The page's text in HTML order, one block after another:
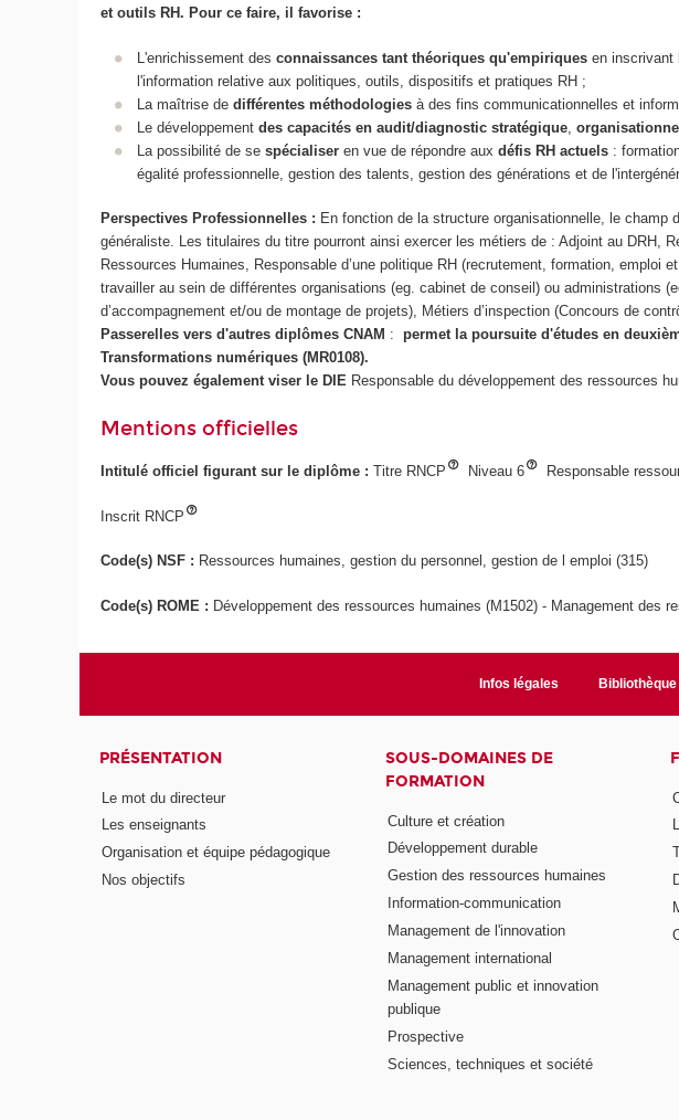
et outils RH. Pour ce faire, il favorise :
L'enrichissement des connaissances tant théoriques qu'empiriques en inscrivant
l'information relative aux politiques, outils, dispositifs et pratiques RH ;
La maîtrise dedifférentes méthodologies à des fins communicationnelles et
Le développement des capacités en audit/diagnostic stratégique,
La possibilité de se spécialiser en vue de répondre aux défis RH actuels:
égalité professionnelle, gestion des talents, gestion des générations et de
Perspectives Professionnelles : En fonction de la structure organisationnelle, le champ
généraliste. Les titulaires du titre pourront ainsi exercer les métiers de : Adjoint au DRH,
Ressources Humaines, Responsable d’une politique RH (recrutement, formation, emploi
travailler au sein de différentes organisations (eg. cabinet de conseil) ou administrations
d’accompagnement et/ou de montage de projets), Métiers d’inspection (Concours de
Passerelles vers d'autres diplômes CNAM : permet la poursuite d'études en
Transformations numériques (MR0108).
Vous pouvez également viser le DIE Responsable du développement des ressources
Mentions officielles
Intitulé officiel figurant sur le diplôme :Titre RNCP Niveau 6 Responsable
Inscrit RNCP
Code(s) NSF : Ressources humaines, gestion du personnel, gestion de l emploi (315)
Code(s) ROME : Développement des ressources humaines (M1502) - Management des
Infos légales Bibliothèque
PRÉSENTATION
Le mot du directeur
Les enseignants
Organisation et équipe pédagogique
Nos objectifs
SOUS-DOMAINES DE
FORMATION
Culture et création
Développement durable
Gestion des ressources humaines
Information-communication
Management de l'innovation
Management international
Management public et innovation
publique
Prospective
Sciences, techniques et société